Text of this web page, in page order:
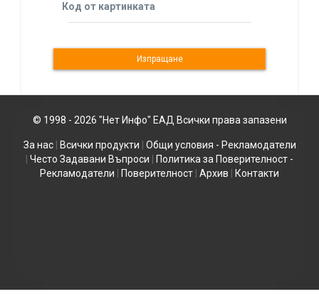
Код от картинката
© 1998 - 2026 "Нет Инфо" ЕАД Всички права запазени
За нас| Всички продукти
Общи условия - Рекламодатели
Често Задавани Въпроси
Политика за Поверителност -
Рекламодатели
Поверителност Архив Контакти